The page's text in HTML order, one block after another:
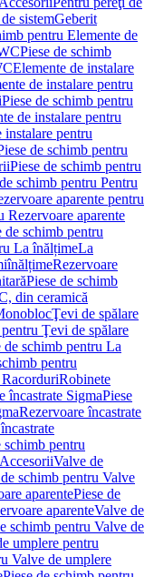
sistemGeberit
pentru Elemente de
Piese de schimb
Elemente de instalare
de instalare pentru
Piese de schimb pentru
de instalare pentru
instalare pentru
de schimb pentru
Piese de schimb pentru
schimb pentru Pentru
aparente pentru
Rezervoare aparente
de schimb pentru
La înălțimeLa
Rezervoare
Piese de schimb
din ceramică
Ţevi de spălare
Ţevi de spălare
de schimb pentru La
pentru
Robinete
încastrate SigmaPiese
Rezervoare încastrate
schimb pentru
AccesoriiValve de
schimb pentru Valve
aparentePiese de
aparenteValve de
schimb pentru Valve de
umplere pentru
Valve de umplere